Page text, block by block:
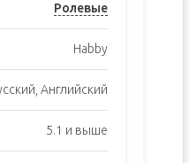
Ролевые
Habby
Английский
5.1 и выше